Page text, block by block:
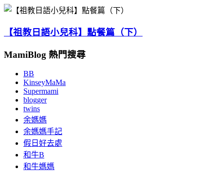
【祖教日語小兒科】點餐篇（下）
MamiBlog 熱門搜尋
BB
KinseyMaMa
Supermami
blogger
twins
余媽媽
余媽媽手記
假日好去處
和牛B
和牛媽媽